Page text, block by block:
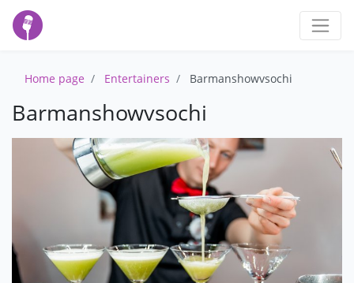
Home page Entertainers Barmanshowvsochi
Barmanshowvsochi